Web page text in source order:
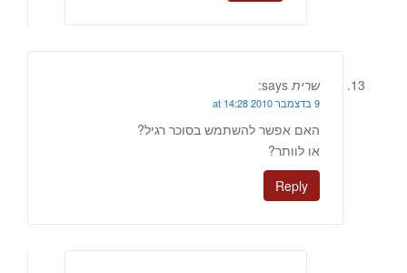
שרית says:
9 בדצמבר 2010 at 14:28
האם אפשר להשתמש בסוכר רגיל?
או לוותר?
Reply